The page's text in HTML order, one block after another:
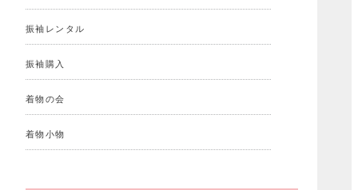
振袖レンタル
振袖購入
着物の会
着物小物